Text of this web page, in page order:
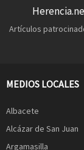
Artículos
MEDIOS LOCALES
Albacete
Alcázar de San Juan
Argamasilla